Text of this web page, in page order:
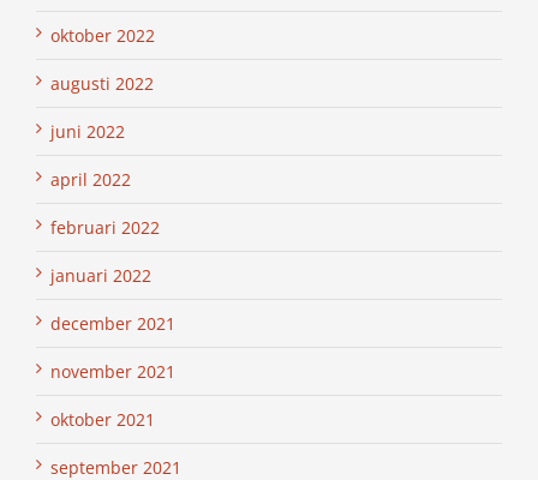
oktober 2022
augusti 2022
juni 2022
april 2022
februari 2022
januari 2022
december 2021
november 2021
oktober 2021
september 2021